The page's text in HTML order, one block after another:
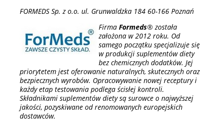
FORMEDS Sp. z o.o. ul. Grunwaldzka 184 60-166 Poznań
Firma Formeds® została
założona w 2012 roku. Od
samego początku specjalizuje się
w produkcji suplementów diety
bez chemicznych dodatków. Jej
priorytetem jest oferowanie naturalnych, skutecznych oraz
bezpiecznych wyrobów. Opracowywanie nowej receptury i
każdy etap testowania podlega ścisłej kontroli.
Składnikami suplementów diety są surowce o najwyższej
jakości, pozyskiwane od renomowanych europejskich
dostawców.